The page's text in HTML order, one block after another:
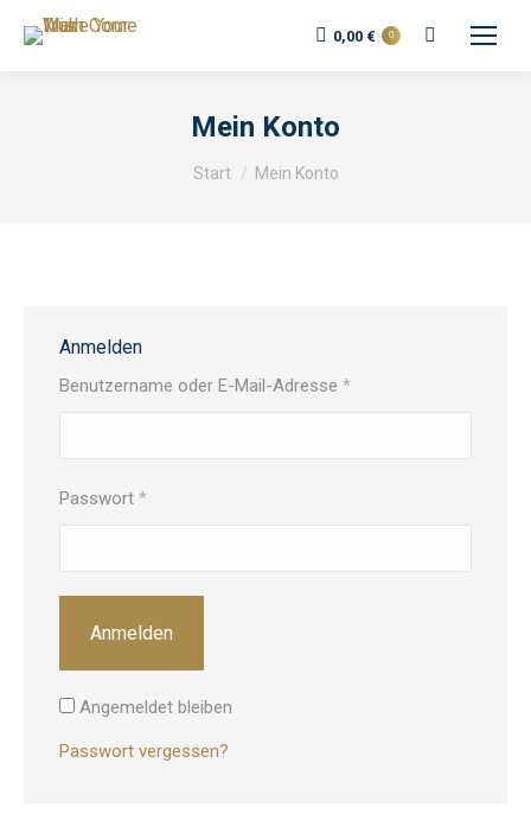
0,00 € 0 Search:
Mein Konto
Start Mein Konto
Anmelden
Benutzername oder E-Mail-Adresse *Erforderlich
Passwort *Erforderlich
Anmelden
Angemeldet bleiben
Passwort vergessen?